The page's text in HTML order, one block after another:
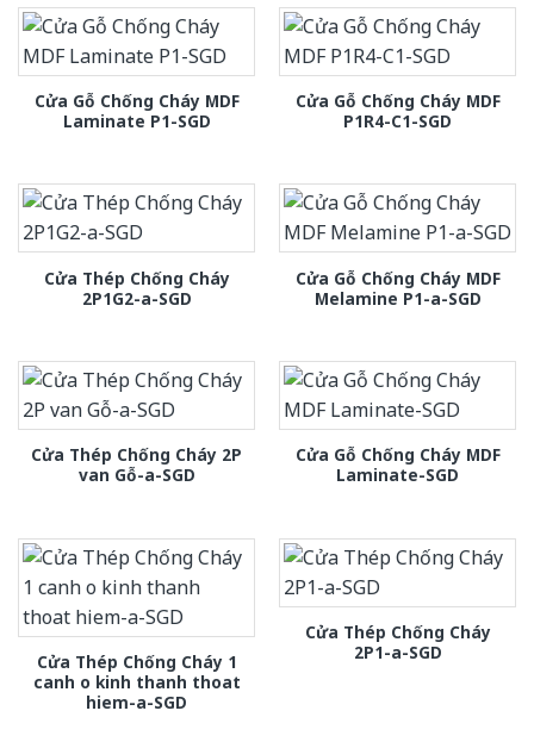
Cửa Gỗ Chống Cháy MDF
Laminate P1-SGD
Cửa Gỗ Chống Cháy MDF
P1R4-C1-SGD
Cửa Thép Chống Cháy
2P1G2-a-SGD
Cửa Gỗ Chống Cháy MDF
Melamine P1-a-SGD
Cửa Thép Chống Cháy 2P
van Gỗ-a-SGD
Cửa Gỗ Chống Cháy MDF
Laminate-SGD
Cửa Thép Chống Cháy 1
canh o kinh thanh thoat
hiem-a-SGD
Cửa Thép Chống Cháy
2P1-a-SGD